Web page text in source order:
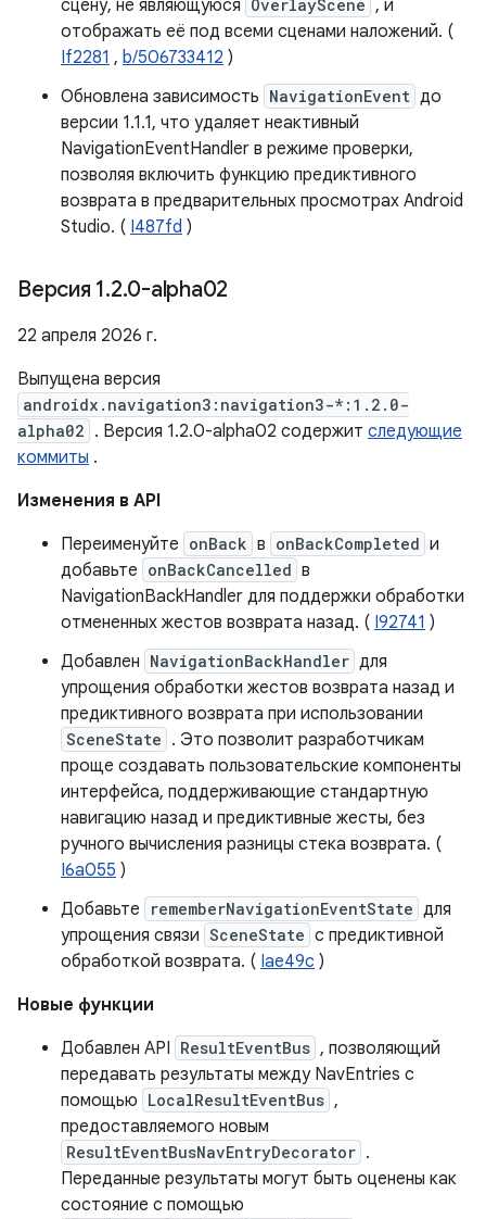
сцену, не являющуюся OverlayScene , и
отображать её под всеми сценами наложений. (
If2281 , b/506733412 )
Обновлена ​​зависимость NavigationEvent до
версии 1.1.1, что удаляет неактивный
NavigationEventHandler в режиме проверки,
позволяя включить функцию предиктивного
возврата в предварительных просмотрах Android
Studio. ( I487fd )
Версия 1.2.0-alpha02
22 апреля 2026 г.
Выпущена версия
androidx.navigation3:navigation3-*:1.2.0-
alpha02 . Версия 1.2.0-alpha02 содержит следующие
коммиты .
Изменения в API
Переименуйте onBack в onBackCompleted и
добавьте onBackCancelled в
NavigationBackHandler для поддержки обработки
отмененных жестов возврата назад. ( I92741 )
Добавлен NavigationBackHandler для
упрощения обработки жестов возврата назад и
предиктивного возврата при использовании
SceneState . Это позволит разработчикам
проще создавать пользовательские компоненты
интерфейса, поддерживающие стандартную
навигацию назад и предиктивные жесты, без
ручного вычисления разницы стека возврата. (
I6a055 )
Добавьте
rememberNavigationEventState для
упрощения связи SceneState с предиктивной
обработкой возврата. ( Iae49c )
Новые функции
Добавлен API ResultEventBus , позволяющий
передавать результаты между NavEntries с
помощью LocalResultEventBus ,
предоставляемого новым
ResultEventBusNavEntryDecorator .
Переданные результаты могут быть оценены как
состояние с помощью